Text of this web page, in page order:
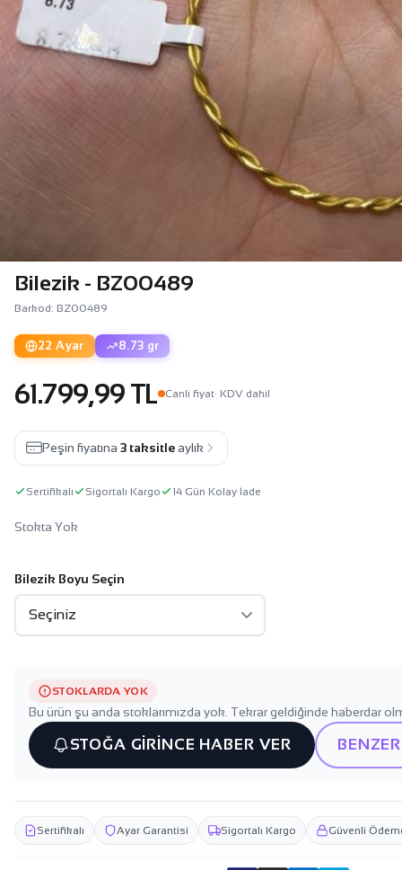
Bilezik - BZ00489
Barkod: BZ00489
22 Ayar 8.73 gr
61.799,99 TL Canli fiyat· KDV dahil
Peşin fiyatına 3 taksitle aylık
Sertifikalı Sigortalı Kargo 14 Gün Kolay İade
Stokta Yok
Bilezik Boyu Seçin
STOKLARDA YOK
Bu ürün şu anda stoklarımızda yok. Tekrar geldiğinde haberdar
STOĞA GİRİNCE HABER VER
Sertifikalı Ayar Garantisi Sigortalı Kargo Güvenli